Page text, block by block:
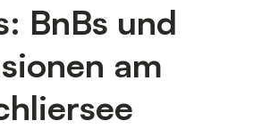
BnBs und
am